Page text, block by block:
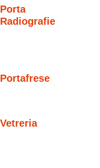
Porta
Radiografie
Portafrese
Vetreria